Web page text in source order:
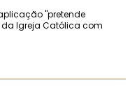
"pretende
Igreja Católica com